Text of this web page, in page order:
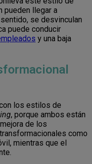
pueden llegar a
se desvinculan
puede conducir
y una baja
los estilos de
, porque ambos están
de los
como
mientras que el